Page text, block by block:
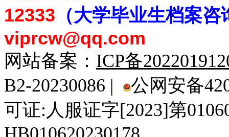
12333 （大学毕业生档案咨
viprcw@qq.com
网站备案： ICP备
B2-20230086 |
公网安备
可证:人服证字[2023]第